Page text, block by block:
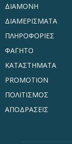
ΔΙΑΜΟΝΗ
ΔΙΑΜΕΡΙΣΜΑΤΑ
ΠΛΗΡΟΦΟΡΙΕΣ
ΦΑΓΗΤΟ
ΚΑΤΑΣΤΗΜΑΤΑ
PROMOTION
ΠΟΛΙΤΙΣΜΟΣ
ΑΠΟΔΡΑΣΕΙΣ